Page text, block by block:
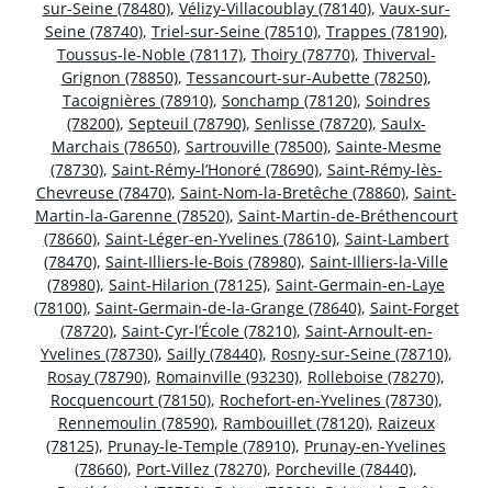
sur-Seine (78480), Vélizy-Villacoublay (78140), Vaux-sur-
Seine (78740), Triel-sur-Seine (78510), Trappes (78190),
Toussus-le-Noble (78117), Thoiry (78770), Thiverval-
Grignon (78850), Tessancourt-sur-Aubette (78250),
Tacoignières (78910), Sonchamp (78120), Soindres
(78200), Septeuil (78790), Senlisse (78720), Saulx-
Marchais (78650), Sartrouville (78500), Sainte-Mesme
(78730), Saint-Rémy-l’Honoré (78690), Saint-Rémy-lès-
Chevreuse (78470), Saint-Nom-la-Bretêche (78860), Saint-
Martin-la-Garenne (78520), Saint-Martin-de-Bréthencourt
(78660), Saint-Léger-en-Yvelines (78610), Saint-Lambert
(78470), Saint-Illiers-le-Bois (78980), Saint-Illiers-la-Ville
(78980), Saint-Hilarion (78125), Saint-Germain-en-Laye
(78100), Saint-Germain-de-la-Grange (78640), Saint-Forget
(78720), Saint-Cyr-l’École (78210), Saint-Arnoult-en-
Yvelines (78730), Sailly (78440), Rosny-sur-Seine (78710),
Rosay (78790), Romainville (93230), Rolleboise (78270),
Rocquencourt (78150), Rochefort-en-Yvelines (78730),
Rennemoulin (78590), Rambouillet (78120), Raizeux
(78125), Prunay-le-Temple (78910), Prunay-en-Yvelines
(78660), Port-Villez (78270), Porcheville (78440),